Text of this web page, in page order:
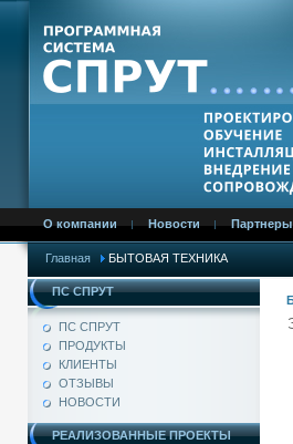
О компании Новости Партнеры
Главная БЫТОВАЯ ТЕХНИКА
ПС СПРУТ
ПС СПРУТ
ПРОДУКТЫ
КЛИЕНТЫ
ОТЗЫВЫ
НОВОСТИ
РЕАЛИЗОВАННЫЕ ПРОЕКТЫ